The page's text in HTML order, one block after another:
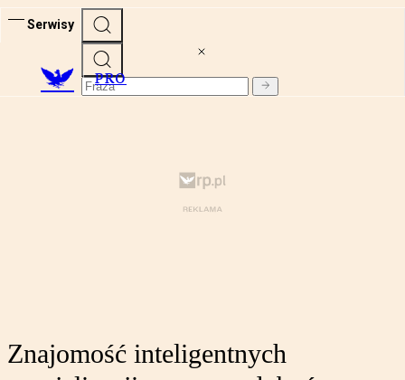
Serwisy
PRO
Znajomość inteligentnych